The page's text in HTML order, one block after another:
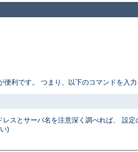
便利です。 つまり、以下のコマンドを入
スとサーバ名を注意深く調べれば、 設
)